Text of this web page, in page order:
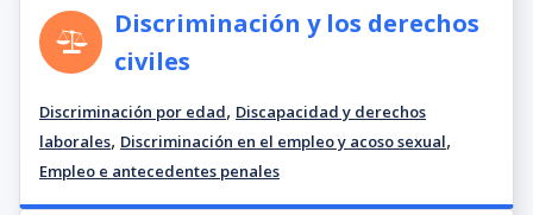
Discriminación y los derechos
civiles
Discriminación por edad, Discapacidad y derechos
laborales, Discriminación en el empleo y acoso sexual,
Empleo e antecedentes penales